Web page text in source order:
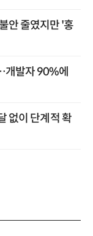
안 줄였지만 '홍
발자 90%에
없이 단계적 확